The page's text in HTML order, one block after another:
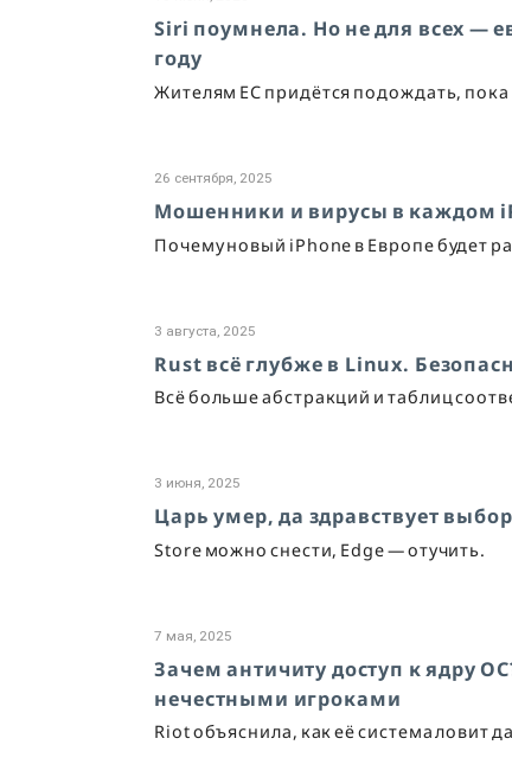
Siri поумнела. Но не для всех —
году
Жителям ЕС придётся подождать, пока
26 сентября, 2025
Мошенники и вирусы в каждом
Почему новый iPhone в Европе будет
3 августа, 2025
Rust всё глубже в Linux.
Всё больше абстракций и таблиц
3 июня, 2025
Царь умер, да здравствует
Store можно снести, Edge — отучить.
7 мая, 2025
Зачем античиту доступ к ядру
нечестными игроками
Riot объяснила, как её система ловит